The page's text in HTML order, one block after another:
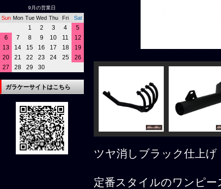
ツヤ消しブラック仕上げ
定番スタイルのワンピー
9月の営業日
Sun Mon Tue Wed Thu Fri Sat
1 2 3 4
5
6
7 8 9 10 11
12
13
14 15 16 17 18
19
20
21 22 23 24 25
26
27
28 29 30
ガラケーサイトはこちら